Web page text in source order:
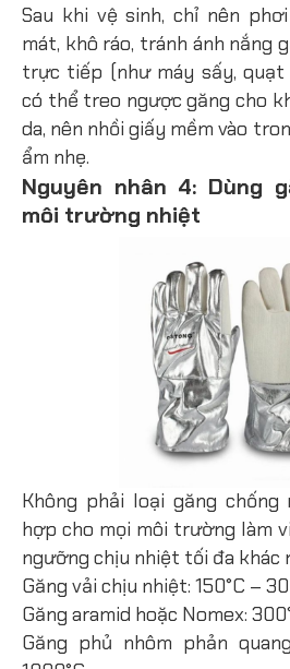
Sau khi vệ sinh, chỉ nên
mát, khô ráo, tránh ánh nắng
trực tiếp (như máy sấy, quạt
có thể treo ngược găng cho
da, nên nhồi giấy mềm vào
ẩm nhẹ.
Nguyên nhân 4: Dùng
môi trường nhiệt
Không phải loại găng
hợp cho mọi môi trường làm
ngưỡng chịu nhiệt tối đa khác
Găng vải chịu nhiệt: 150°C –
Găng aramid hoặc Nomex:
Găng phủ nhôm phản